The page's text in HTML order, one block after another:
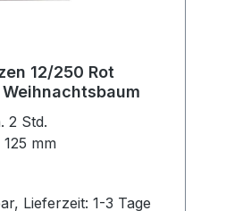
12/250 Rot
2 Std.
mm
Lieferzeit: 1-3 Tage